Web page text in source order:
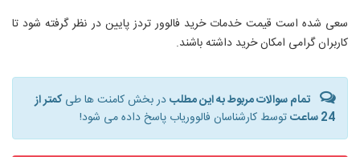
سعی شده است قیمت خدمات خرید فالوور تردز پایین در نظر گرفته شود تا
کاربران گرامی امکان خرید داشته باشند.
تمام سوالات مربوط به این مطلبدر بخش کامنت ها طیکمتر از
24 ساعت
توسط کارشناسان فالووریاب پاسخ داده می شود!